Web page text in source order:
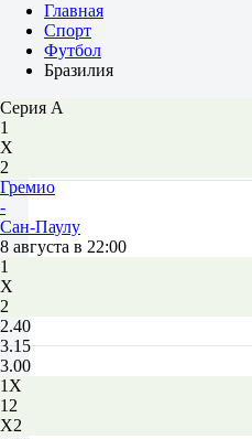
Главная
Спорт
Футбол
Бразилия
Серия А
1
Х
2
Гремио
-
Сан-Паулу
8 августа в 22:00
1
Х
2
2.40
3.15
3.00
1X
12
X2